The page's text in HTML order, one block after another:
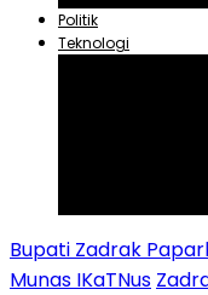
Politik
Teknologi
Bupati Zadrak
Munas IKaTNus